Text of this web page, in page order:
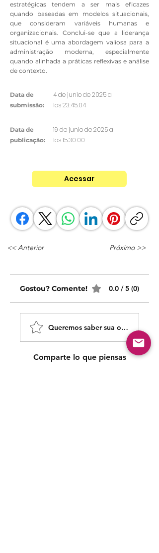
estratégicas tendem a ser mais eficazes
quando baseadas em modelos situacionais,
que consideram variáveis humanas e
organizacionais. Conclui-se que a liderança
situacional é uma abordagem valiosa para a
administração moderna, especialmente
quando alinhada a práticas reflexivas e análise
de contexto.
Data de
submissão:
4 de junio de 2025 a
las 23:45:04
Data de
publicação:
19 de junio de 2025 a
las 15:30:00
Acessar
<< Anterior Próximo >>
Gostou? Comente! 0.0 / 5 (0)
Queremos saber sua opinião
Comparte lo que piensas